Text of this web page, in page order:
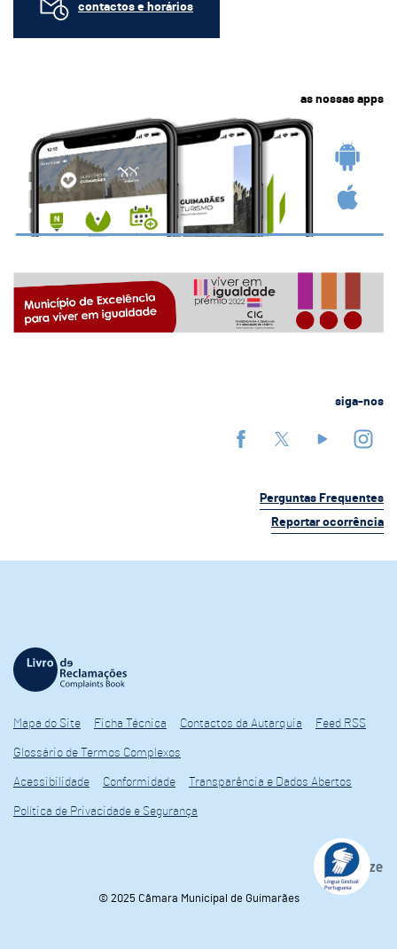
contactos e horários
as nossas apps
siga-nos
Perguntas Frequentes
Reportar ocorrência
Mapa do Site Ficha Técnica Contactos da Autarquia Feed RSS
Glossário de Termos Complexos
Acessibilidade Conformidade Transparência e Dados Abertos
Política de Privacidade e Segurança
© 2025 Câmara Municipal de Guimarães